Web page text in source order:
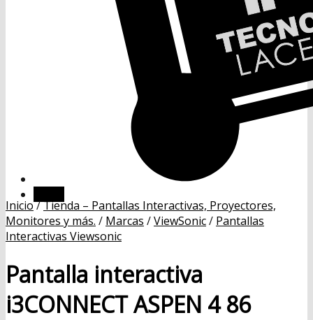
Inicio /Tienda – Pantallas Interactivas, Proyectores,
Monitores y más. / Marcas /ViewSonic/ Pantallas
Interactivas Viewsonic
Pantalla interactiva
i3CONNECT ASPEN 4 86